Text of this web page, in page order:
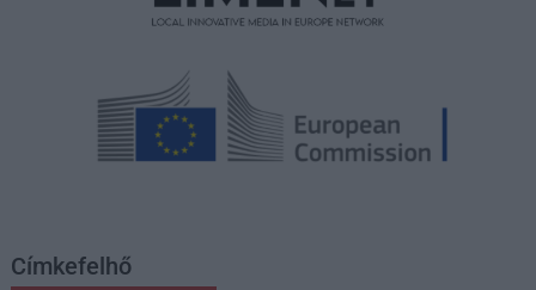
Címkefelhő